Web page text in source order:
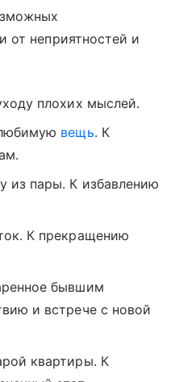
от неприятностей и
плохих мыслей.
вещь. К
из пары. К избавлению
К прекращению
бывшим
и встрече с новой
квартиры. К